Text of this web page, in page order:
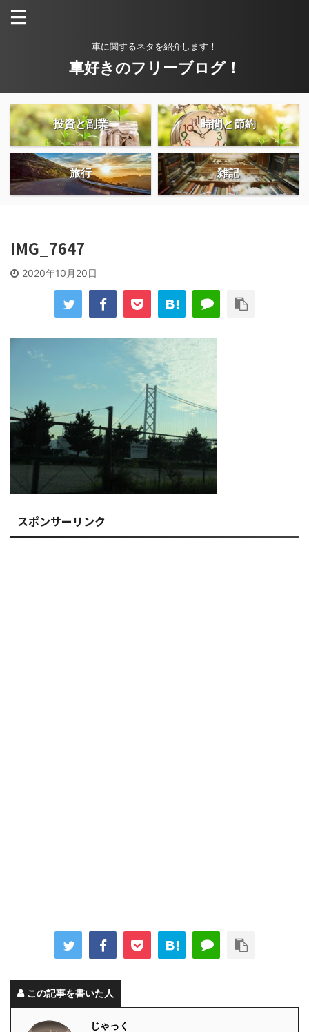
車に関するネタを紹介します！
車好きのフリーブログ！
投資と副業 時間と節約
旅行 雑記
IMG_7647
2020年10月20日
スポンサーリンク
この記事を書いた人
じゃっく